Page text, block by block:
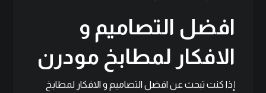
افضل التصاميم و
الافكار لمطابخ مودرن
إذا كنت تبحث عن افضل التصاميم و الافكار لمطابخ